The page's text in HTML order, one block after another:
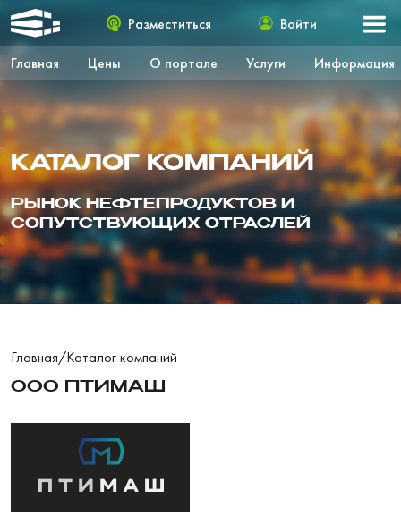
Главная Цены О портале Услуги Информация
Разместиться Войти
КАТАЛОГ КОМПАНИЙ
РЫНОК НЕФТЕПРОДУКТОВ И
СОПУТСТВУЮЩИХ ОТРАСЛЕЙ
Главная/Каталог компаний
ООО ПТИМАШ